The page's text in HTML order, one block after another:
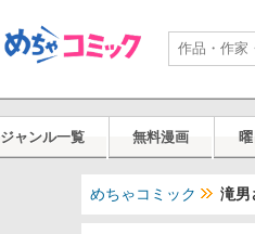
ジャンル一覧 無料漫画
めちゃコミック 滝男